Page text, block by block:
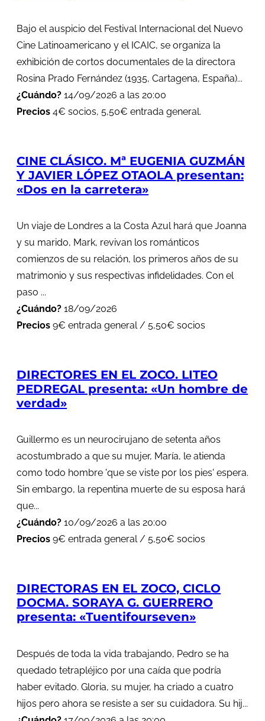
Bajo el auspicio del Festival Internacional del Nuevo
Cine Latinoamericano y el ICAIC, se organiza la
exhibición de cortos documentales de la directora
Rosina Prado Fernández (1935, Cartagena, España)...
¿Cuándo? 14/09/2026 a las 20:00
Precios 4€ socios, 5,50€ entrada general.
CINE CLÁSICO. Mª EUGENIA GUZMÁN
Y JAVIER LÓPEZ OTAOLA presentan:
«Dos en la carretera»
Un viaje de Londres a la Costa Azul hará que Joanna
y su marido, Mark, revivan los románticos
comienzos de su relación, los primeros años de su
matrimonio y sus respectivas infidelidades. Con el
paso ...
¿Cuándo? 18/09/2026
Precios 9€ entrada general / 5,50€ socios
DIRECTORES EN EL ZOCO. LITEO
PEDREGAL presenta: «Un hombre de
verdad»
Guillermo es un neurocirujano de setenta años
acostumbrado a que su mujer, María, le atienda
como todo hombre 'que se viste por los pies' espera.
Sin embargo, la repentina muerte de su esposa hará
que...
¿Cuándo? 10/09/2026 a las 20:00
Precios 9€ entrada general / 5,50€ socios
DIRECTORAS EN EL ZOCO, CICLO
DOCMA. SORAYA G. GUERRERO
presenta: «Tuentifourseven»
Después de toda la vida trabajando, Pedro se ha
quedado tetrapléjico por una caída que podría
haber evitado. Gloria, su mujer, ha criado a cuatro
hijos pero ahora se resiste a ser su cuidadora. Su hij...